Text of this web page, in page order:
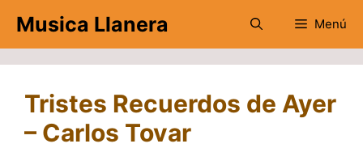
contenido
Musica Llanera Menú
Tristes Recuerdos de Ayer
– Carlos Tovar